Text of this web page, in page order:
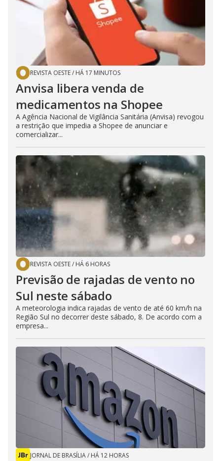
REVISTA OESTE/ HÁ 17 MINUTOS
Anvisa libera venda de
medicamentos na Shopee
A Agência Nacional de Vigilância Sanitária (Anvisa) revogou
a restrição que impedia a Shopee de anunciar e
comercializar...
REVISTA OESTE/ HÁ 6 HORAS
Previsão de rajadas de vento no
Sul neste sábado
A meteorologia indica rajadas de vento de até 60 km/h na
Região Sul no decorrer deste sábado, 8. De acordo com a
empresa...
JORNAL DE BRASÍLIA/ HÁ 12 HORAS